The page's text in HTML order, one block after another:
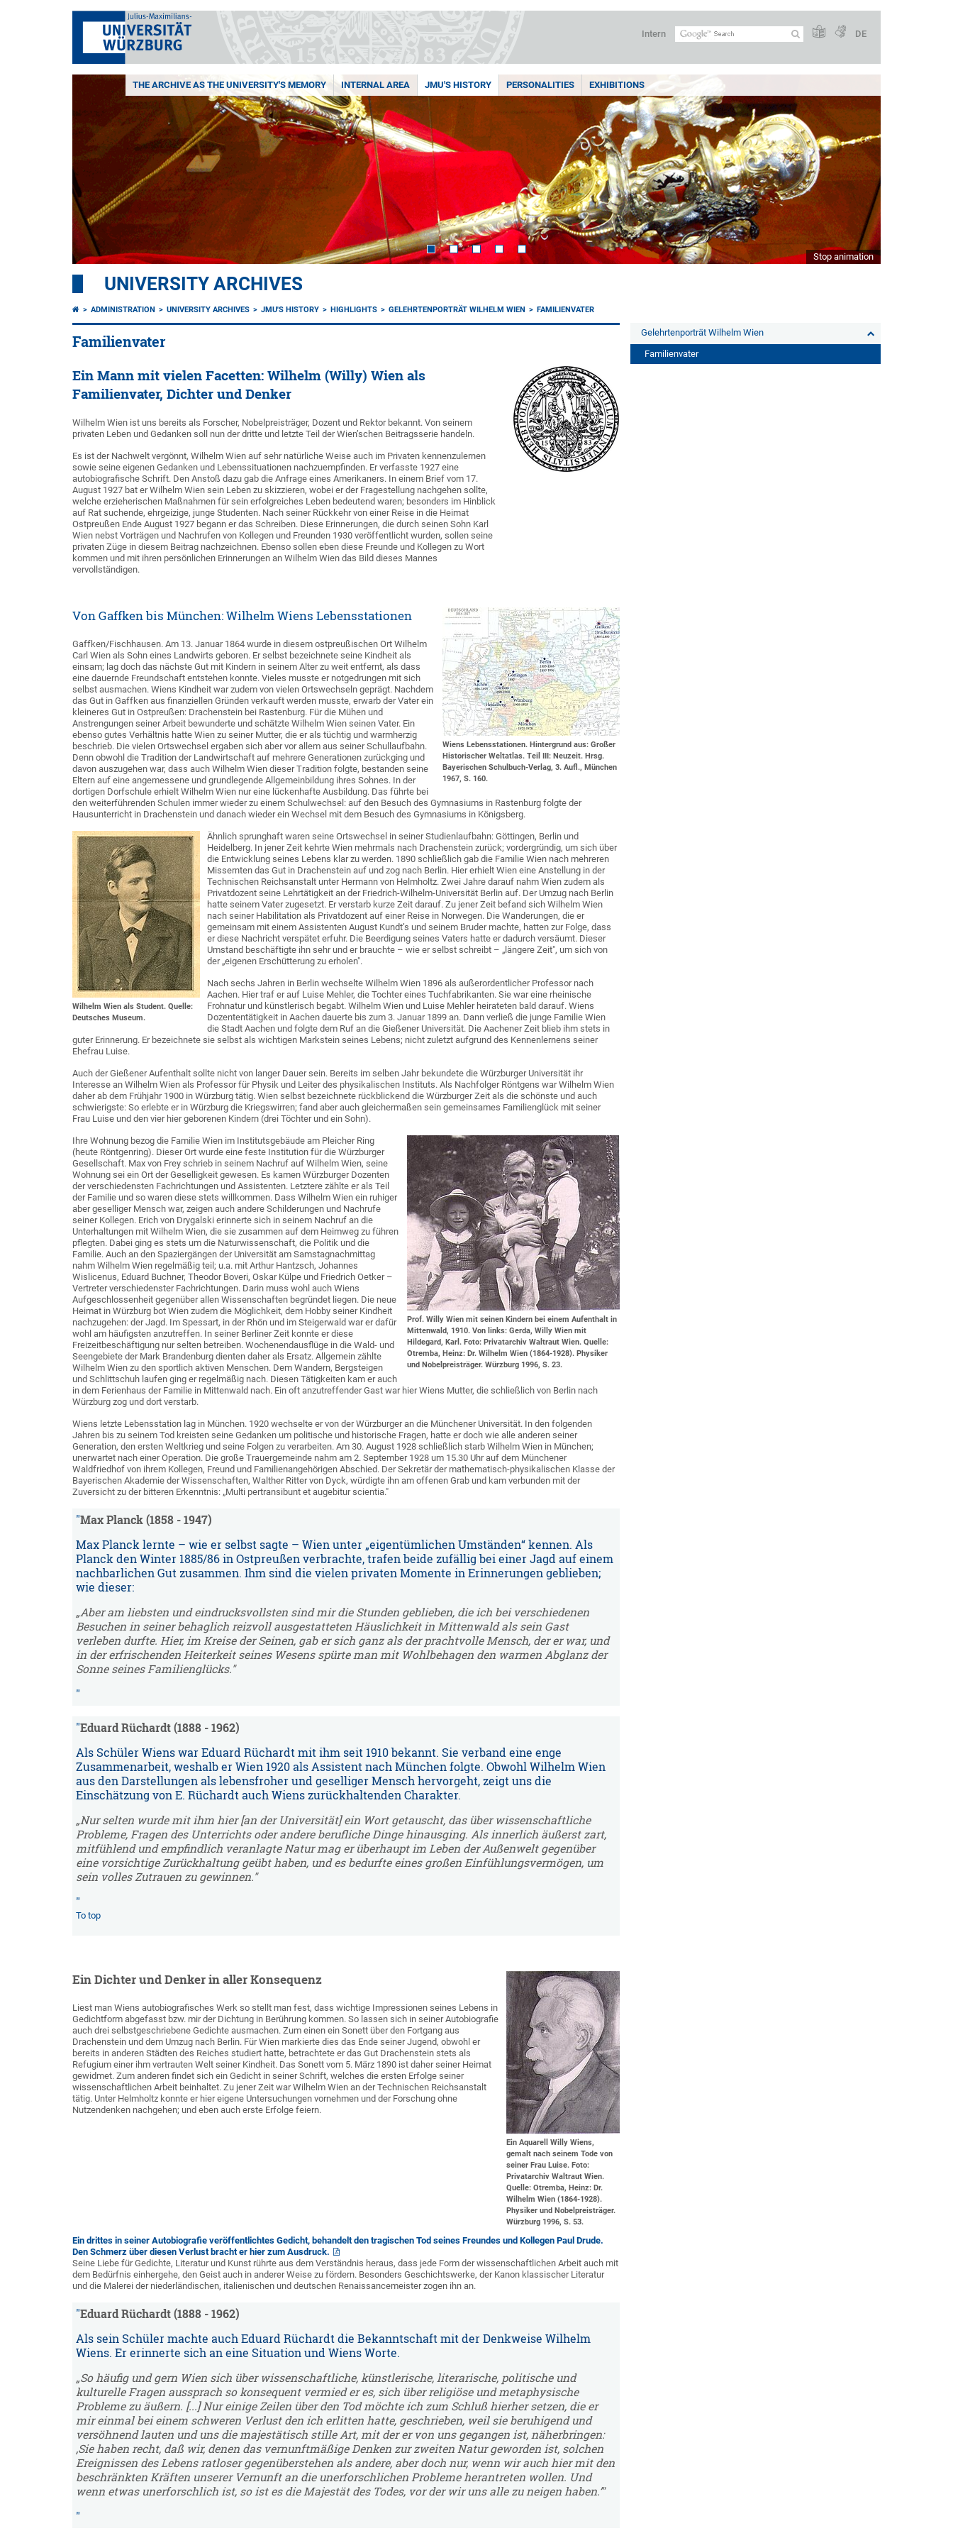
Intern DE
THE ARCHIVE AS THE UNIVERSITY'S MEMORY INTERNAL AREA JMU'S HISTORY PERSONALITIES EXHIBITIONS
Stop animation
UNIVERSITY ARCHIVES
ADMINISTRATION UNIVERSITY ARCHIVES JMU'S HISTORY HIGHLIGHTS GELEHRTENPORTRÄT WILHELM WIEN FAMILIENVATER
Familienvater
Ein Mann mit vielen Facetten: Wilhelm (Willy) Wien als
Familienvater, Dichter und Denker
Wilhelm Wien ist uns bereits als Forscher, Nobelpreisträger, Dozent und Rektor bekannt. Von seinem
privaten Leben und Gedanken soll nun der dritte und letzte Teil der Wien’schen Beitragsserie handeln.
Es ist der Nachwelt vergönnt, Wilhelm Wien auf sehr natürliche Weise auch im Privaten kennenzulernen
sowie seine eigenen Gedanken und Lebenssituationen nachzuempfinden. Er verfasste 1927 eine
autobiografische Schrift. Den Anstoß dazu gab die Anfrage eines Amerikaners. In einem Brief vom 17.
August 1927 bat er Wilhelm Wien sein Leben zu skizzieren, wobei er der Fragestellung nachgehen sollte,
welche erzieherischen Maßnahmen für sein erfolgreiches Leben bedeutend waren; besonders im Hinblick
auf Rat suchende, ehrgeizige, junge Studenten. Nach seiner Rückkehr von einer Reise in die Heimat
Ostpreußen Ende August 1927 begann er das Schreiben. Diese Erinnerungen, die durch seinen Sohn Karl
Wien nebst Vorträgen und Nachrufen von Kollegen und Freunden 1930 veröffentlicht wurden, sollen seine
privaten Züge in diesem Beitrag nachzeichnen. Ebenso sollen eben diese Freunde und Kollegen zu Wort
kommen und mit ihren persönlichen Erinnerungen an Wilhelm Wien das Bild dieses Mannes
vervollständigen.
Wiens Lebensstationen. Hintergrund aus: Großer
Historischer Weltatlas. Teil III: Neuzeit. Hrsg.
Bayerischen Schulbuch-Verlag, 3. Aufl., München
1967, S. 160.
Von Gaffken bis München: Wilhelm Wiens Lebensstationen
Gaffken/Fischhausen. Am 13. Januar 1864 wurde in diesem ostpreußischen Ort Wilhelm
Carl Wien als Sohn eines Landwirts geboren. Er selbst bezeichnete seine Kindheit als
einsam; lag doch das nächste Gut mit Kindern in seinem Alter zu weit entfernt, als dass
eine dauernde Freundschaft entstehen konnte. Vieles musste er notgedrungen mit sich
selbst ausmachen. Wiens Kindheit war zudem von vielen Ortswechseln geprägt. Nachdem
das Gut in Gaffken aus finanziellen Gründen verkauft werden musste, erwarb der Vater ein
kleineres Gut in Ostpreußen: Drachenstein bei Rastenburg. Für die Mühen und
Anstrengungen seiner Arbeit bewunderte und schätzte Wilhelm Wien seinen Vater. Ein
ebenso gutes Verhältnis hatte Wien zu seiner Mutter, die er als tüchtig und warmherzig
beschrieb. Die vielen Ortswechsel ergaben sich aber vor allem aus seiner Schullaufbahn.
Denn obwohl die Tradition der Landwirtschaft auf mehrere Generationen zurückging und
davon auszugehen war, dass auch Wilhelm Wien dieser Tradition folgte, bestanden seine
Eltern auf eine angemessene und grundlegende Allgemeinbildung ihres Sohnes. In der
dortigen Dorfschule erhielt Wilhelm Wien nur eine lückenhafte Ausbildung. Das führte bei
den weiterführenden Schulen immer wieder zu einem Schulwechsel: auf den Besuch des Gymnasiums in Rastenburg folgte der
Hausunterricht in Drachenstein und danach wieder ein Wechsel mit dem Besuch des Gymnasiums in Königsberg.
Wilhelm Wien als Student. Quelle:
Deutsches Museum.
Ähnlich sprunghaft waren seine Ortswechsel in seiner Studienlaufbahn: Göttingen, Berlin und
Heidelberg. In jener Zeit kehrte Wien mehrmals nach Drachenstein zurück; vordergründig, um sich über
die Entwicklung seines Lebens klar zu werden. 1890 schließlich gab die Familie Wien nach mehreren
Missernten das Gut in Drachenstein auf und zog nach Berlin. Hier erhielt Wien eine Anstellung in der
Technischen Reichsanstalt unter Hermann von Helmholtz. Zwei Jahre darauf nahm Wien zudem als
Privatdozent seine Lehrtätigkeit an der Friedrich-Wilhelm-Universität Berlin auf. Der Umzug nach Berlin
hatte seinem Vater zugesetzt. Er verstarb kurze Zeit darauf. Zu jener Zeit befand sich Wilhelm Wien
nach seiner Habilitation als Privatdozent auf einer Reise in Norwegen. Die Wanderungen, die er
gemeinsam mit einem Assistenten August Kundt’s und seinem Bruder machte, hatten zur Folge, dass
er diese Nachricht verspätet erfuhr. Die Beerdigung seines Vaters hatte er dadurch versäumt. Dieser
Umstand beschäftigte ihn sehr und er brauchte – wie er selbst schreibt – „längere Zeit", um sich von
der „eigenen Erschütterung zu erholen".
Nach sechs Jahren in Berlin wechselte Wilhelm Wien 1896 als außerordentlicher Professor nach
Aachen. Hier traf er auf Luise Mehler, die Tochter eines Tuchfabrikanten. Sie war eine rheinische
Frohnatur und künstlerisch begabt. Wilhelm Wien und Luise Mehler heirateten bald darauf. Wiens
Dozententätigkeit in Aachen dauerte bis zum 3. Januar 1899 an. Dann verließ die junge Familie Wien
die Stadt Aachen und folgte dem Ruf an die Gießener Universität. Die Aachener Zeit blieb ihm stets in
guter Erinnerung. Er bezeichnete sie selbst als wichtigen Markstein seines Lebens; nicht zuletzt aufgrund des Kennenlernens seiner
Ehefrau Luise.
Auch der Gießener Aufenthalt sollte nicht von langer Dauer sein. Bereits im selben Jahr bekundete die Würzburger Universität ihr
Interesse an Wilhelm Wien als Professor für Physik und Leiter des physikalischen Instituts. Als Nachfolger Röntgens war Wilhelm Wien
daher ab dem Frühjahr 1900 in Würzburg tätig. Wien selbst bezeichnete rückblickend die Würzburger Zeit als die schönste und auch
schwierigste: So erlebte er in Würzburg die Kriegswirren; fand aber auch gleichermaßen sein gemeinsames Familienglück mit seiner
Frau Luise und den vier hier geborenen Kindern (drei Töchter und ein Sohn).
Prof. Willy Wien mit seinen Kindern bei einem Aufenthalt in
Mittenwald, 1910. Von links: Gerda, Willy Wien mit
Hildegard, Karl. Foto: Privatarchiv Waltraut Wien. Quelle:
Otremba, Heinz: Dr. Wilhelm Wien (1864-1928). Physiker
und Nobelpreisträger. Würzburg 1996, S. 23.
Ihre Wohnung bezog die Familie Wien im Institutsgebäude am Pleicher Ring
(heute Röntgenring). Dieser Ort wurde eine feste Institution für die Würzburger
Gesellschaft. Max von Frey schrieb in seinem Nachruf auf Wilhelm Wien, seine
Wohnung sei ein Ort der Geselligkeit gewesen. Es kamen Würzburger Dozenten
der verschiedensten Fachrichtungen und Assistenten. Letztere zählte er als Teil
der Familie und so waren diese stets willkommen. Dass Wilhelm Wien ein ruhiger
aber geselliger Mensch war, zeigen auch andere Schilderungen und Nachrufe
seiner Kollegen. Erich von Drygalski erinnerte sich in seinem Nachruf an die
Unterhaltungen mit Wilhelm Wien, die sie zusammen auf dem Heimweg zu führen
pflegten. Dabei ging es stets um die Naturwissenschaft, die Politik und die
Familie. Auch an den Spaziergängen der Universität am Samstagnachmittag
nahm Wilhelm Wien regelmäßig teil; u.a. mit Arthur Hantzsch, Johannes
Wislicenus, Eduard Buchner, Theodor Boveri, Oskar Külpe und Friedrich Oetker –
Vertreter verschiedenster Fachrichtungen. Darin muss wohl auch Wiens
Aufgeschlossenheit gegenüber allen Wissenschaften begründet liegen. Die neue
Heimat in Würzburg bot Wien zudem die Möglichkeit, dem Hobby seiner Kindheit
nachzugehen: der Jagd. Im Spessart, in der Rhön und im Steigerwald war er dafür
wohl am häufigsten anzutreffen. In seiner Berliner Zeit konnte er diese
Freizeitbeschäftigung nur selten betreiben. Wochenendausflüge in die Wald- und
Seengebiete der Mark Brandenburg dienten daher als Ersatz. Allgemein zählte
Wilhelm Wien zu den sportlich aktiven Menschen. Dem Wandern, Bergsteigen
und Schlittschuh laufen ging er regelmäßig nach. Diesen Tätigkeiten kam er auch
in dem Ferienhaus der Familie in Mittenwald nach. Ein oft anzutreffender Gast war hier Wiens Mutter, die schließlich von Berlin nach
Würzburg zog und dort verstarb.
Wiens letzte Lebensstation lag in München. 1920 wechselte er von der Würzburger an die Münchener Universität. In den folgenden
Jahren bis zu seinem Tod kreisten seine Gedanken um politische und historische Fragen, hatte er doch wie alle anderen seiner
Generation, den ersten Weltkrieg und seine Folgen zu verarbeiten. Am 30. August 1928 schließlich starb Wilhelm Wien in München;
unerwartet nach einer Operation. Die große Trauergemeinde nahm am 2. September 1928 um 15.30 Uhr auf dem Münchener
Waldfriedhof von ihrem Kollegen, Freund und Familienangehörigen Abschied. Der Sekretär der mathematisch-physikalischen Klasse der
Bayerischen Akademie der Wissenschaften, Walther Ritter von Dyck, würdigte ihn am offenen Grab und kam verbunden mit der
Zuversicht zu der bitteren Erkenntnis: „Multi pertransibunt et augebitur scientia."
Max Planck (1858 - 1947)
Max Planck lernte – wie er selbst sagte – Wien unter „eigentümlichen Umständen“ kennen. Als
Planck den Winter 1885/86 in Ostpreußen verbrachte, trafen beide zufällig bei einer Jagd auf einem
nachbarlichen Gut zusammen. Ihm sind die vielen privaten Momente in Erinnerungen geblieben;
wie dieser:
„Aber am liebsten und eindrucksvollsten sind mir die Stunden geblieben, die ich bei verschiedenen
Besuchen in seiner behaglich reizvoll ausgestatteten Häuslichkeit in Mittenwald als sein Gast
verleben durfte. Hier, im Kreise der Seinen, gab er sich ganz als der prachtvolle Mensch, der er war, und
in der erfrischenden Heiterkeit seines Wesens spürte man mit Wohlbehagen den warmen Abglanz der
Sonne seines Familienglücks."
Eduard Rüchardt (1888 - 1962)
Als Schüler Wiens war Eduard Rüchardt mit ihm seit 1910 bekannt. Sie verband eine enge
Zusammenarbeit, weshalb er Wien 1920 als Assistent nach München folgte. Obwohl Wilhelm Wien
aus den Darstellungen als lebensfroher und geselliger Mensch hervorgeht, zeigt uns die
Einschätzung von E. Rüchardt auch Wiens zurückhaltenden Charakter.
„Nur selten wurde mit ihm hier [an der Universität] ein Wort getauscht, das über wissenschaftliche
Probleme, Fragen des Unterrichts oder andere berufliche Dinge hinausging. Als innerlich äußerst zart,
mitfühlend und empfindlich veranlagte Natur mag er überhaupt im Leben der Außenwelt gegenüber
eine vorsichtige Zurückhaltung geübt haben, und es bedurfte eines großen Einfühlungsvermögen, um
sein volles Zutrauen zu gewinnen."
To top
Ein Aquarell Willy Wiens,
gemalt nach seinem Tode von
seiner Frau Luise. Foto:
Privatarchiv Waltraut Wien.
Quelle: Otremba, Heinz: Dr.
Wilhelm Wien (1864-1928).
Physiker und Nobelpreisträger.
Würzburg 1996, S. 53.
Ein Dichter und Denker in aller Konsequenz
Liest man Wiens autobiografisches Werk so stellt man fest, dass wichtige Impressionen seines Lebens in
Gedichtform abgefasst bzw. mir der Dichtung in Berührung kommen. So lassen sich in seiner Autobiografie
auch drei selbstgeschriebene Gedichte ausmachen. Zum einen ein Sonett über den Fortgang aus
Drachenstein und dem Umzug nach Berlin. Für Wien markierte dies das Ende seiner Jugend, obwohl er
bereits in anderen Städten des Reiches studiert hatte, betrachtete er das Gut Drachenstein stets als
Refugium einer ihm vertrauten Welt seiner Kindheit. Das Sonett vom 5. März 1890 ist daher seiner Heimat
gewidmet. Zum anderen findet sich ein Gedicht in seiner Schrift, welches die ersten Erfolge seiner
wissenschaftlichen Arbeit beinhaltet. Zu jener Zeit war Wilhelm Wien an der Technischen Reichsanstalt
tätig. Unter Helmholtz konnte er hier eigene Untersuchungen vornehmen und der Forschung ohne
Nutzendenken nachgehen; und eben auch erste Erfolge feiern.
Ein drittes in seiner Autobiografie veröffentlichtes Gedicht, behandelt den tragischen Tod seines Freundes und Kollegen Paul Drude.
Den Schmerz über diesen Verlust bracht er hier zum Ausdruck.
Seine Liebe für Gedichte, Literatur und Kunst rührte aus dem Verständnis heraus, dass jede Form der wissenschaftlichen Arbeit auch mit
dem Bedürfnis einhergehe, den Geist auch in anderer Weise zu fördern. Besonders Geschichtswerke, der Kanon klassischer Literatur
und die Malerei der niederländischen, italienischen und deutschen Renaissancemeister zogen ihn an.
Eduard Rüchardt (1888 - 1962)
Als sein Schüler machte auch Eduard Rüchardt die Bekanntschaft mit der Denkweise Wilhelm
Wiens. Er erinnerte sich an eine Situation und Wiens Worte.
„So häufig und gern Wien sich über wissenschaftliche, künstlerische, literarische, politische und
kulturelle Fragen aussprach so konsequent vermied er es, sich über religiöse und metaphysische
Probleme zu äußern. [...] Nur einige Zeilen über den Tod möchte ich zum Schluß hierher setzen, die er
mir einmal bei einem schweren Verlust den ich erlitten hatte, geschrieben, weil sie beruhigend und
versöhnend lauten und uns die majestätisch stille Art, mit der er von uns gegangen ist, näherbringen:
‚Sie haben recht, daß wir, denen das vernunftmäßige Denken zur zweiten Natur geworden ist, solchen
Ereignissen des Lebens ratloser gegenüberstehen als andere, aber doch nur, wenn wir auch hier mit den
beschränkten Kräften unserer Vernunft an die unerforschlichen Probleme herantreten wollen. Und
wenn etwas unerforschlich ist, so ist es die Majestät des Todes, vor der wir uns alle zu neigen haben.’"
Gelehrtenporträt Wilhelm Wien
Familienvater